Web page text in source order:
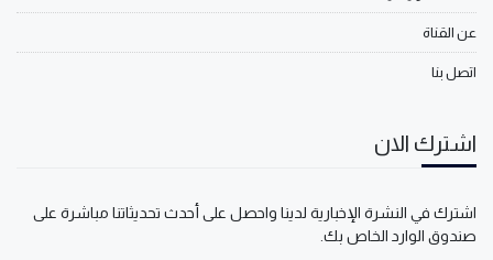
عن القناة
اتصل بنا
اشترك الان
اشترك في النشرة الإخبارية لدينا واحصل على أحدث تحديثاتنا مباشرة على
صندوق الوارد الخاص بك.